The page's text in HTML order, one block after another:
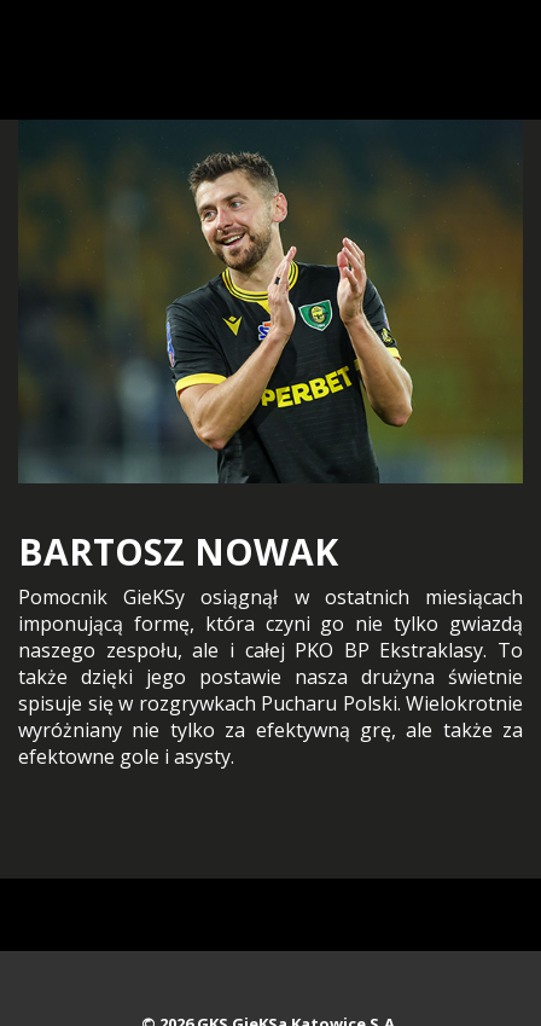
BARTOSZ NOWAK
Pomocnik GieKSy osiągnął w ostatnich miesiącach
imponującą formę, która czyni go nie tylko gwiazdą
naszego zespołu, ale i całej PKO BP Ekstraklasy. To
także dzięki jego postawie nasza drużyna świetnie
spisuje się w rozgrywkach Pucharu Polski. Wielokrotnie
wyróżniany nie tylko za efektywną grę, ale także za
efektowne gole i asysty.